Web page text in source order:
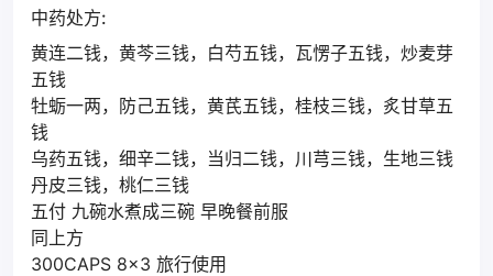
中药处方:
黄连二钱，黄芩三钱，白芍五钱，瓦愣子五钱，炒麦芽
五钱
牡蛎一两，防己五钱，黄芪五钱，桂枝三钱，炙甘草五
钱
乌药五钱，细辛二钱，当归二钱，川芎三钱，生地三钱
丹皮三钱，桃仁三钱
五付 九碗水煮成三碗 早晚餐前服
同上方
300CAPS 8x3 旅行使用